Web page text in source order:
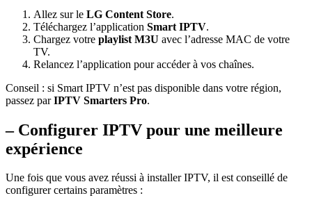
Allez sur le LG Content Store.
Téléchargez l’application Smart IPTV.
Chargez votre playlist M3U avec l’adresse MAC de votre
TV.
Relancez l’application pour accéder à vos chaînes.
Conseil : si Smart IPTV n’est pas disponible dans votre région,
passez parIPTV Smarters Pro.
– Configurer IPTV pour une meilleure
expérience
Une fois que vous avez réussi à installer IPTV, il est conseillé de
configurer certains paramètres :